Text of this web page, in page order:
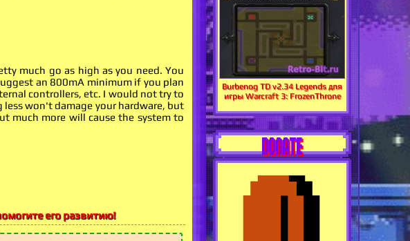
much go as high as you need. You
an 800mA minimum if you plan
controllers, etc. I would not try to
won't damage your hardware, but
much more will cause the system to
его развитию!
Burbenog TD v2.34 Legends для
игры Warcraft 3: FrozenThrone
DONATE